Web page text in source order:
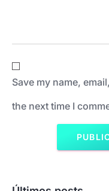
Save my name,
the next time I